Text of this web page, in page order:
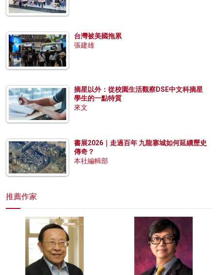
台灣被美國拖累
張建雄
摘星以外：從校園生活觀察DSE中文科摘星
學生的一點特質
來文
書展2026｜走過百年 九龍寨城如何延續歷史
傳奇？
本社編輯部
推薦作家